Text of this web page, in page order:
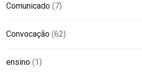
Comunicado (7)
Convocação (62)
ensino (1)